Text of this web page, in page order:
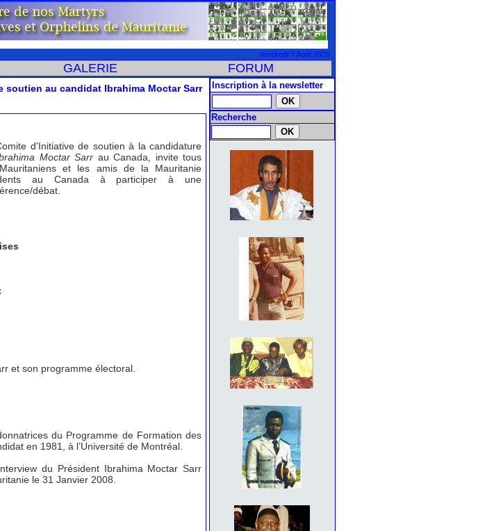
Vendredi 7 Août 2026
GALERIE FORUM
soutien au candidat Ibrahima Moctar Sarr
d'Initiative de soutien à la candidature
Moctar Sarr au Canada, invite tous
et les amis de la Mauritanie
au Canada à participer à une
débat.
et son programme électoral.
du Programme de Formation des
en 1981, à l’Université de Montréal.
du Président Ibrahima Moctar Sarr
le 31 Janvier 2008.
Inscription à la newsletter
Recherche